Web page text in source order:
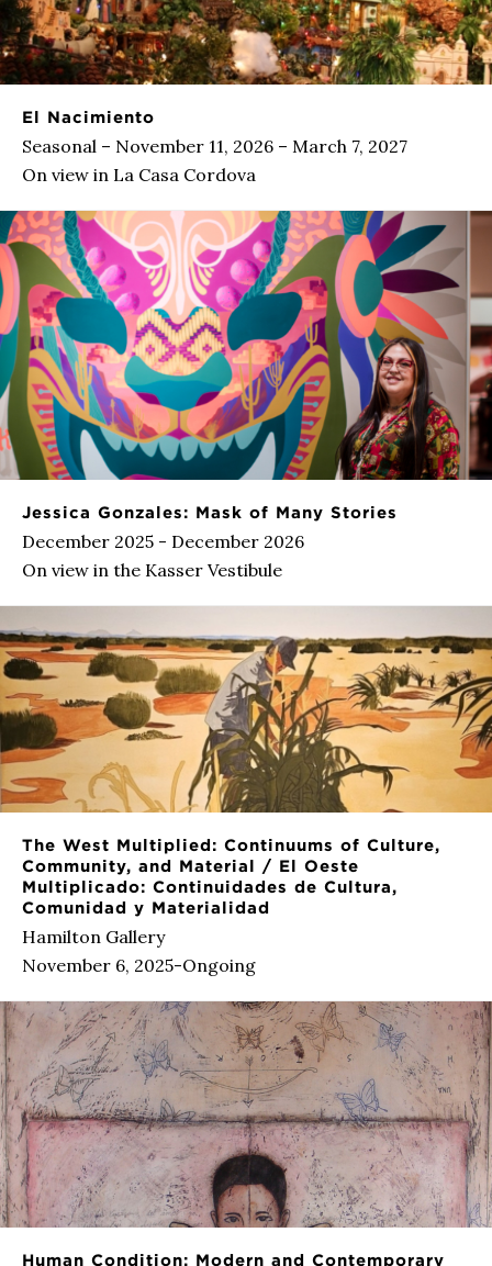
El Nacimiento
Seasonal – November 11, 2026 – March 7, 2027
On view in La Casa Cordova
Jessica Gonzales: Mask of Many Stories
December 2025 - December 2026
On view in the Kasser Vestibule
The West Multiplied: Continuums of Culture,
Community, and Material / El Oeste
Multiplicado: Continuidades de Cultura,
Comunidad y Materialidad
Hamilton Gallery
November 6, 2025-Ongoing
Human Condition: Modern and Contemporary